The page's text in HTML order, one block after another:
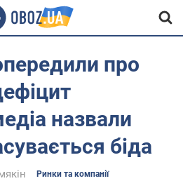
про
назвали
біда
Ринки та компанії